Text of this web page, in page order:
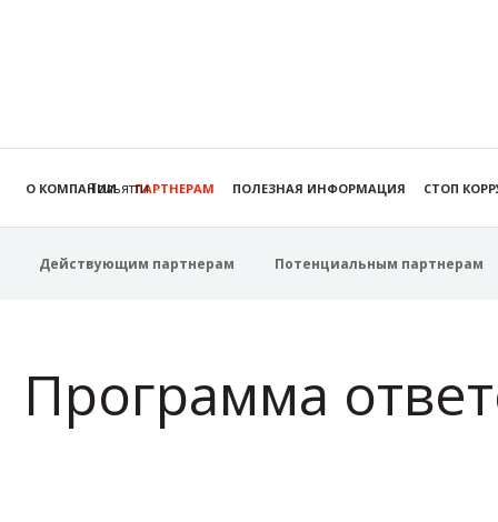
Тольятти
О КОМПАНИИ ПАРТНЕРАМ ПОЛЕЗНАЯ ИНФОРМАЦИЯ СТОП
Действующим партнерам Потенциальным партнерам
Программа